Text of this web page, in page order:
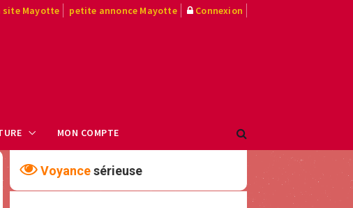
site Mayotte petite annonce Mayotte Connexion
MON COMPTE
Voyancesérieuse